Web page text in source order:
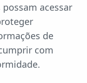
acessar
de
com